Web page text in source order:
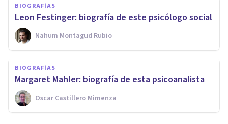
BIOGRAFÍAS
Leon Festinger: biografía de este psicólogo social
Nahum Montagud Rubio
BIOGRAFÍAS
Margaret Mahler: biografía de esta psicoanalista
Oscar Castillero Mimenza